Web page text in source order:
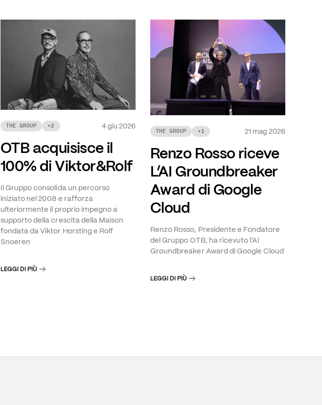
THE GROUP +2 4 giu 2026
OTB acquisisce il
100% di Viktor&Rolf
Il Gruppo consolida un percorso
iniziato nel 2008 e rafforza
ulteriormente il proprio impegno a
supporto della crescita della Maison
fondata da Viktor Horsting e Rolf
Snoeren
LEGGI DI PIÙ
THE GROUP +1 21 mag 2026
Renzo Rosso riceve
L’AI Groundbreaker
Award di Google
Cloud
Renzo Rosso, Presidente e Fondatore
del Gruppo OTB, ha ricevuto l’AI
Groundbreaker Award di Google Cloud
LEGGI DI PIÙ